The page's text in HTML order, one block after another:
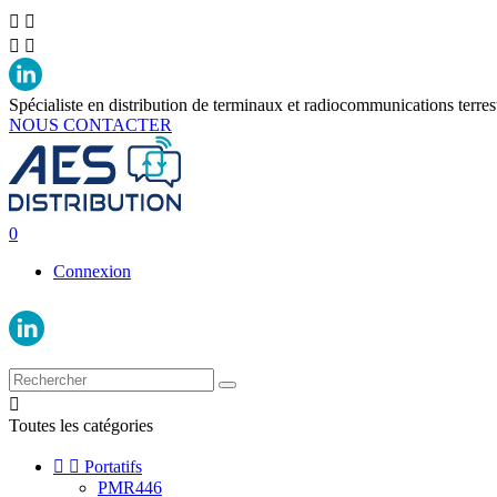
 
 
Spécialiste en distribution de terminaux et radiocommunications
NOUS CONTACTER
0
Connexion

Toutes les catégories
  Portatifs
PMR446